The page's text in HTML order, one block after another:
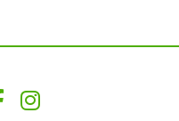
Facebook
Instagram